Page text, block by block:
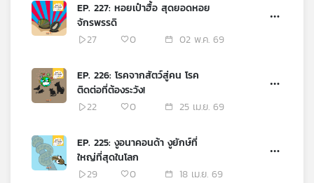
EP. 227: หอยเป๋าฮื้อ สุดยอดหอย
จักรพรรดิ
27
0 02 พ.ค. 69
EP. 226: โรคจากสัตว์สู่คน โรค
ติดต่อที่ต้องระวัง!
22
0 25 เม.ย. 69
EP. 225: งูอนาคอนด้า งูยักษ์ที่
ใหญ่ที่สุดในโลก
29
0 18 เม.ย. 69